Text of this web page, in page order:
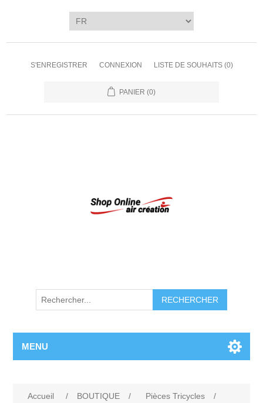
S'ENREGISTRER CONNEXION LISTE DE SOUHAITS (0)
PANIER (0)
RECHERCHER
MENU
Accueil / BOUTIQUE / Pièces Tricycles
/